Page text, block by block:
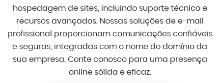
hospedagem de sites, incluindo suporte técnico e
recursos avançados. Nossas soluções de e-mail
profissional proporcionam comunicações confiáveis
e seguras, integradas com o nome do domínio da
sua empresa. Conte conosco para uma presença
online sólida e eficaz.